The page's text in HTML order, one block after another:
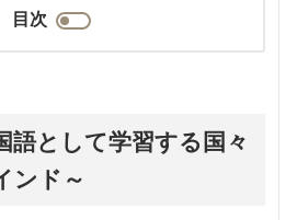
目次
語として学習する国々
ンド～